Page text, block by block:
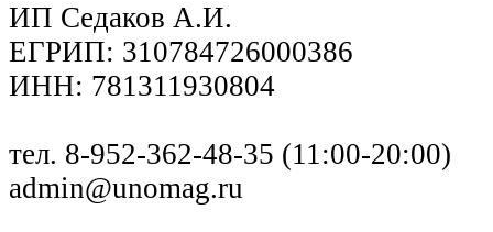
ИП Седаков А.И.
ЕГРИП: 310784726000386
ИНН: 781311930804
тел. 8-952-362-48-35 (11:00-20:00)
admin@unomag.ru